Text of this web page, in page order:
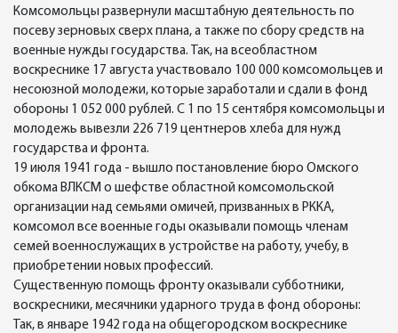
Комсомольцы развернули масштабную деятельность по
посеву зерновых сверх плана, а также по сбору средств на
военные нужды государства. Так, на всеобластном
воскреснике 17 августа участвовало 100 000 комсомольцев и
несоюзной молодежи, которые заработали и сдали в фонд
обороны 1 052 000 рублей. С 1 по 15 сентября комсомольцы и
молодежь вывезли 226 719 центнеров хлеба для нужд
государства и фронта.
19 июля 1941 года - вышло постановление бюро Омского
обкома ВЛКСМ о шефстве областной комсомольской
организации над семьями омичей, призванных в РККА,
комсомол все военные годы оказывали помощь членам
семей военнослужащих в устройстве на работу, учебу, в
приобретении новых профессий.
Существенную помощь фронту оказывали субботники,
воскресники, месячники ударного труда в фонд обороны:
Так, в январе 1942 года на общегородском воскреснике